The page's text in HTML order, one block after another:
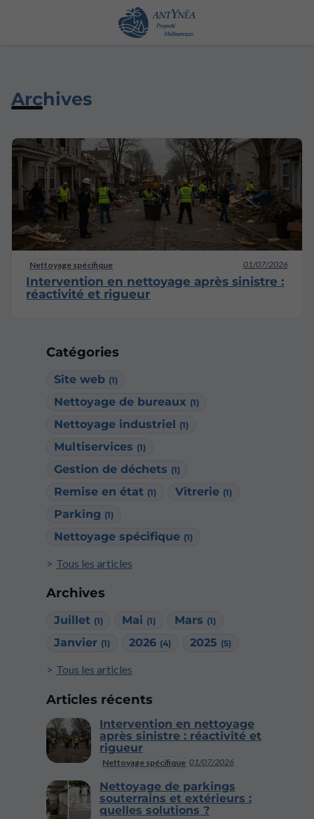
Catégories
Site web (1)
Nettoyage de bureaux (1)
Nettoyage industriel (1)
Multiservices (1)
Gestion de déchets (1)
Remise en état (1) Vitrerie (1)
Parking (1)
Nettoyage spécifique (1)
Tous les articles
Archives
Juillet (1) Mai (1) Mars (1)
Janvier (1) 2026 (4) 2025 (5)
Tous les articles
Articles récents
Nettoyage spécifique 01/07/2026
Intervention en nettoyage
après sinistre : réactivité et
rigueur
Nettoyage de parkings
souterrains et extérieurs :
quelles solutions ?
Archives
Nettoyage spécifique 01/07/2026
Intervention en nettoyage après sinistre :
réactivité et rigueur